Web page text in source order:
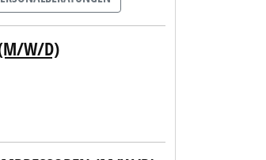
(M/W/D)